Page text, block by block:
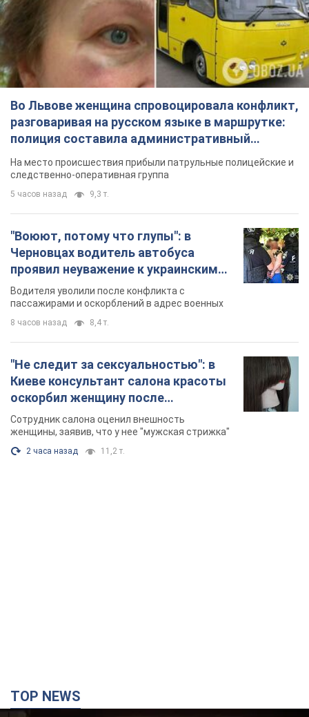
Во Львове женщина спровоцировала конфликт,
разговаривая на русском языке в маршрутке:
полиция составила административный
протокол. Видео
На место происшествия прибыли патрульные полицейские и
следственно-оперативная группа
5 часов назад 9,3 т.
"Воюют, потому что глупы": в
Черновцах водитель автобуса
проявил неуважение к украинским
военным и поплатился за это.
Видео
Водителя уволили после конфликта с
пассажирами и оскорблений в адрес военных
8 часов назад 8,4 т.
"Не следит за сексуальностью": в
Киеве консультант салона красоты
оскорбил женщину после
химиотерапии, разгорелся скандал.
Фото
Сотрудник салона оценил внешность
женщины, заявив, что у нее "мужская стрижка"
2 часа назад 11,2 т.
TOP NEWS